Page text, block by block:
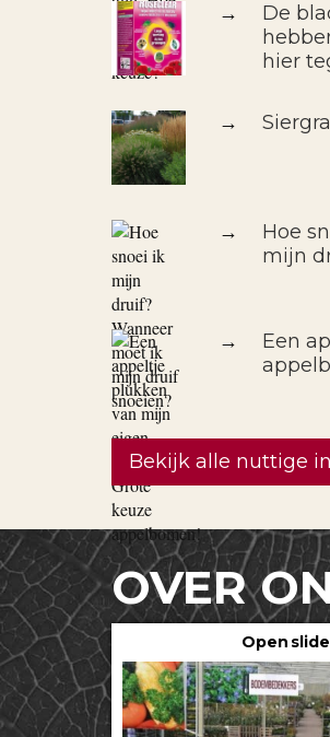
→
De
hier
→
→
Hoe
mijn
→
Een
Bekijk alle nuttige
OVER
Open